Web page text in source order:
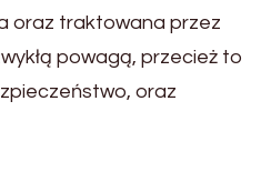
oraz traktowana przez
powagą, przecież to
oraz